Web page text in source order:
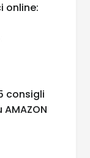
online:
consigli